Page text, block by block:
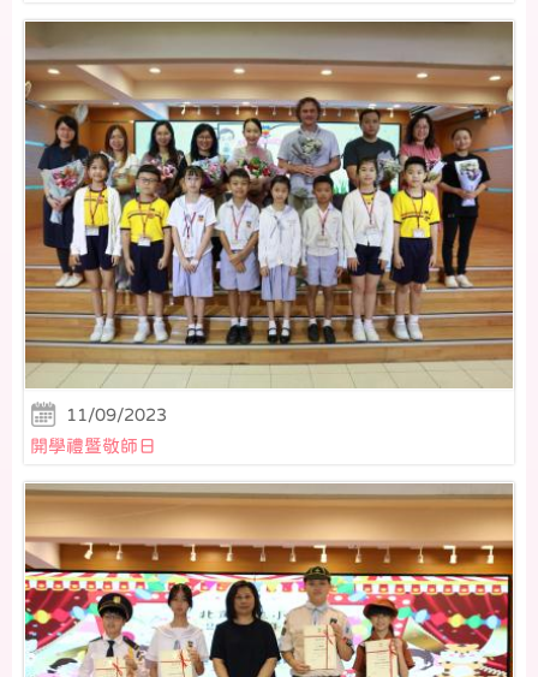
11/09/2023
開學禮暨敬師日